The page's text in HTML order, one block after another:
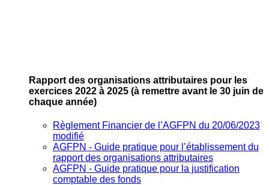
Rapport des organisations attributaires pour les
exercices 2022 à 2025 (à remettre avant le 30 juin de
chaque année)
Règlement Financier de l’AGFPN du 20/06/2023
modifié
AGFPN ‐ Guide pratique pour l’établissement du
rapport des organisations attributaires
AGFPN ‐ Guide pratique pour la justification
comptable des fonds